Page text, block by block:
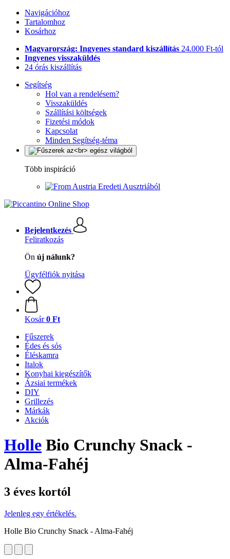
Navigációhoz
Tartalomhoz
Kosárhoz
Magyarország: Ingyenes standard kiszállítás 24.000 Ft-tól
Ingyenes visszaküldés
24 órás kiszállítás
Segítség
Hol van a rendelésem?
Visszaküldés
Szállítási költségek
Fizetési módok
Kapcsolat
Minden Segítség-téma
Több inspiráció
Eredeti Ausztriából
Bejelentkezés
Feliratkozás
Ön új nálunk?
Ügyfélfiók nyitása
Kosár 0 Ft
Fűszerek
Édes és sós
Éléskamra
Italok
Konyhai kiegészítők
Ázsiai termékek
DIY
Grillezés
Márkák
Akciók
Holle Bio Crunchy Snack -
Alma-Fahéj
3 éves kortól
Jelenleg egy értékelés.
Holle Bio Crunchy Snack - Alma-Fahéj